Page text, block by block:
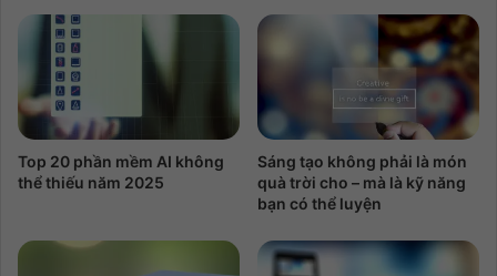
Top 20 phần mềm AI không
thể thiếu năm 2025
Sáng tạo không phải là món
quà trời cho – mà là kỹ năng
bạn có thể luyện